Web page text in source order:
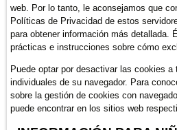
web. Por lo tanto, le aconsejamos que
Políticas de Privacidad de estos
para obtener información más detallada.
prácticas e instrucciones sobre cómo
Puede optar por desactivar las cookies a
individuales de su navegador. Para
sobre la gestión de cookies con
puede encontrar en los sitios web